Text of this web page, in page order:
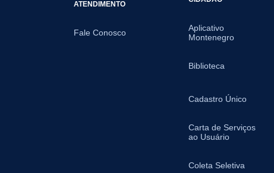
ATENDIMENTO
Fale Conosco
Aplicativo
Montenegro
Biblioteca
Cadastro Único
Carta de Serviços
ao Usuário
Coleta Seletiva